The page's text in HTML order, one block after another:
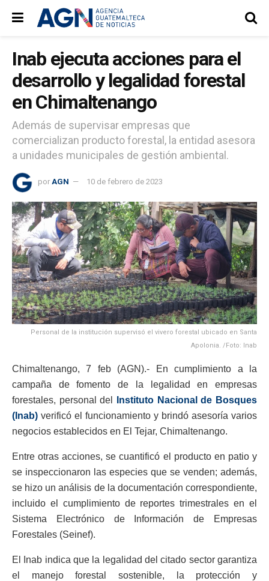
Inab ejecuta acciones para el
desarrollo y legalidad forestal
en Chimaltenango
Además de supervisar empresas que
comercializan producto forestal, la entidad asesora
a unidades municipales de gestión ambiental.
por AGN 10 de febrero de 2023
Personal de la institución supervisó el vivero forestal ubicado en Santa
Apolonia. /Foto: Inab
Chimaltenango, 7 feb (AGN).- En cumplimiento a la
campaña de fomento de la legalidad en empresas
forestales, personal del
Instituto Nacional de Bosques
(Inab) verificó el funcionamiento y brindó asesoría varios
negocios establecidos en El Tejar, Chimaltenango.
Entre otras acciones, se cuantificó el producto en patio y
se inspeccionaron las especies que se venden; además,
se hizo un análisis de la documentación correspondiente,
incluido el cumplimiento de reportes trimestrales en el
Sistema Electrónico de Información de Empresas
Forestales (Seinef).
El Inab indica que la legalidad del citado sector garantiza
el manejo forestal sostenible, la protección y